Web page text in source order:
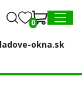
0
okna.sk
0